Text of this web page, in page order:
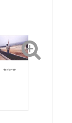
रोड वेज स्टोन